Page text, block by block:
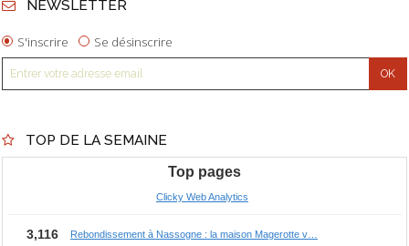
NEWSLETTER
S'inscrire Se désinscrire
TOP DE LA SEMAINE